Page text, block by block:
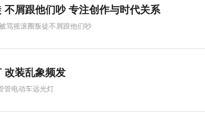
不屑跟他们吵 专注创作与时代关系
骂摇滚圈叛徒不屑跟他们吵
改装乱象频发
管电动车远光灯